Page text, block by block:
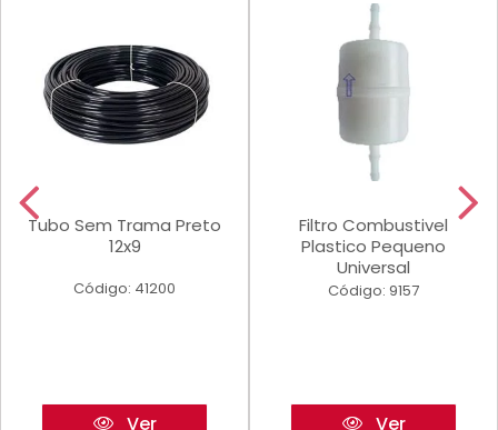
Tubo Sem Trama Preto
12x9
Código: 41200
Ver
Filtro Combustivel
Plastico Pequeno
Universal
Código: 9157
Ver